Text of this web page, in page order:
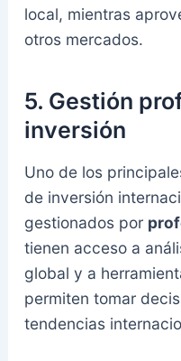
local, mientras
otros mercados.
5. Gestión
inversión
Uno de los
de inversión
gestionados por
tienen acceso a
global y a
permiten tomar
tendencias